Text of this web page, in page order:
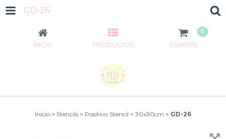
GD-26
INICIO PRODUCTOS CARRITO
0
Inicio > Stencils > Positivo Stencil > 30x30cm > GD-26